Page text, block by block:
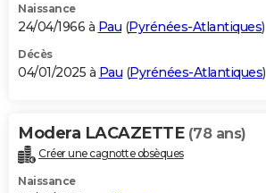
Naissance
24/04/1966 à Pau (Pyrénées-Atlantiques)
Décès
04/01/2025 à Pau (Pyrénées-Atlantiques)
Modera LACAZETTE (78 ans)
Créer une cagnotte obsèques
Naissance